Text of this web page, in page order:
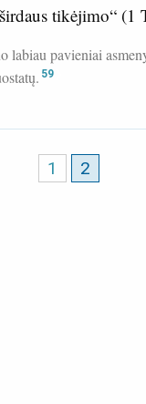
tikėjimo“ (1
labiau pavieniai
59
1 2